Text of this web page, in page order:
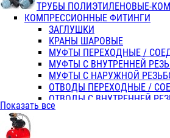
Отвертки
Хоз. инвентарь
ЭЛ. ИНСТРУМЕНТ OASIS
ТРУБЫ ПОЛИЭТИЛЕНОВЫЕ-
КОМПРЕССИОННЫЕ ФИТИНГИ
ЗАГЛУШКИ
КРАНЫ ШАРОВЫЕ
МУФТЫ ПЕРЕХОДНЫЕ /
МУФТЫ С ВНУТРЕННЕЙ
МУФТЫ С НАРУЖНОЙ
ОТВОДЫ ПЕРЕХОДНЫЕ /
ОТВОДЫ С ВНУТРЕННЕЙ
ОТВОДЫ С НАРУЖНОЙ
Показать все